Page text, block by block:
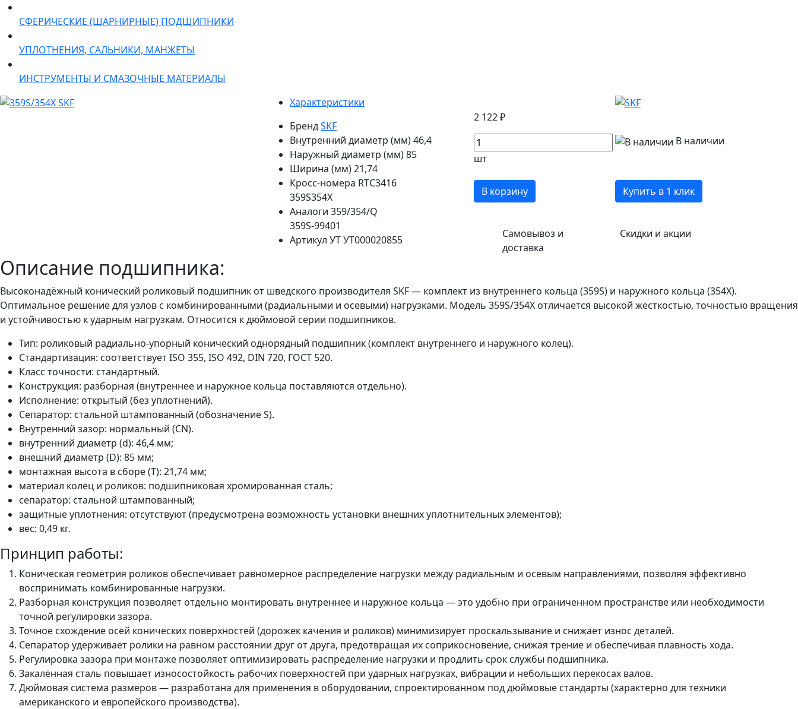
СФЕРИЧЕСКИЕ (ШАРНИРНЫЕ) ПОДШИПНИКИ
УПЛОТНЕНИЯ, САЛЬНИКИ, МАНЖЕТЫ
ИНСТРУМЕНТЫ И СМАЗОЧНЫЕ МАТЕРИАЛЫ
Характеристики
БрендSKF
Внутренний диаметр (мм)46,4
Наружный диаметр (мм)85
Ширина (мм)21,74
Кросс-номера RTC3416
359S354X
Аналоги 359/354/Q
359S-99401
Артикул УТУТ000020855
2 122 ₽
шт
В наличии
В корзину Купить в 1 клик
Самовывоз и
доставка
Скидки и акции
Описание подшипника:
Высоконадёжный конический роликовый подшипник от шведского производителя SKF — комплект из внутреннего кольца (359S) и наружного кольца (354X).
Оптимальное решение для узлов с комбинированными (радиальными и осевыми) нагрузками. Модель 359S/354X отличается высокой жёсткостью, точностью вращения
и устойчивостью к ударным нагрузкам. Относится к дюймовой серии подшипников.
Тип: роликовый радиально‑упорный конический однорядный подшипник (комплект внутреннего и наружного колец).
Стандартизация: соответствует ISO 355, ISO 492, DIN 720, ГОСТ 520.
Класс точности: стандартный.
Конструкция: разборная (внутреннее и наружное кольца поставляются отдельно).
Исполнение: открытый (без уплотнений).
Сепаратор: стальной штампованный (обозначение S).
Внутренний зазор: нормальный (CN).
внутренний диаметр (d): 46,4 мм;
внешний диаметр (D): 85 мм;
монтажная высота в сборе (T): 21,74 мм;
материал колец и роликов: подшипниковая хромированная сталь;
сепаратор: стальной штампованный;
защитные уплотнения: отсутствуют (предусмотрена возможность установки внешних уплотнительных элементов);
вес: 0,49 кг.
Принцип работы:
Коническая геометрия роликов обеспечивает равномерное распределение нагрузки между радиальным и осевым направлениями, позволяя эффективно
воспринимать комбинированные нагрузки.
Разборная конструкция позволяет отдельно монтировать внутреннее и наружное кольца — это удобно при ограниченном пространстве или необходимости
точной регулировки зазора.
Точное схождение осей конических поверхностей (дорожек качения и роликов) минимизирует проскальзывание и снижает износ деталей.
Сепаратор удерживает ролики на равном расстоянии друг от друга, предотвращая их соприкосновение, снижая трение и обеспечивая плавность хода.
Регулировка зазора при монтаже позволяет оптимизировать распределение нагрузки и продлить срок службы подшипника.
Закалённая сталь повышает износостойкость рабочих поверхностей при ударных нагрузках, вибрации и небольших перекосах валов.
Дюймовая система размеров — разработана для применения в оборудовании, спроектированном под дюймовые стандарты (характерно для техники
американского и европейского производства).